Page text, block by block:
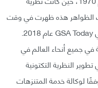
الظواهر هذه ظهرت في وقت
مبكر من الستينيات، وفقًا لبحث نُشر في GSA Today عام 2018.
جميع أنحاء العالم في
النظرية التكتونية
لوكالة خدمة المتنزهات